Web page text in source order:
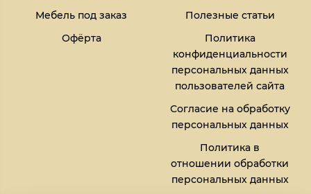
Мебель под заказ
Офёрта
Полезные статьи
Политика
конфиденциальности
персональных данных
пользователей сайта
Согласие на обработку
персональных данных
Политика в
отношении обработки
персональных данных